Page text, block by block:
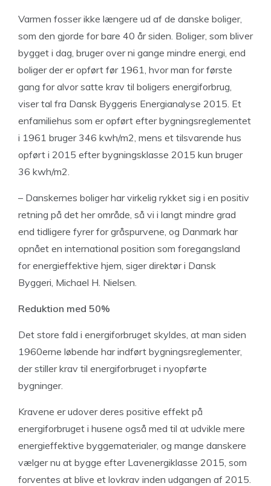
Varmen fosser ikke længere ud af de danske boliger,
som den gjorde for bare 40 år siden. Boliger, som bliver
bygget i dag, bruger over ni gange mindre energi, end
boliger der er opført før 1961, hvor man for første
gang for alvor satte krav til boligers energiforbrug,
viser tal fra Dansk Byggeris Energianalyse 2015. Et
enfamiliehus som er opført efter bygningsreglementet
i 1961 bruger 346 kwh/m2, mens et tilsvarende hus
opført i 2015 efter bygningsklasse 2015 kun bruger
36 kwh/m2.
– Danskernes boliger har virkelig rykket sig i en positiv
retning på det her område, så vi i langt mindre grad
end tidligere fyrer for gråspurvene, og Danmark har
opnået en international position som foregangsland
for energieffektive hjem, siger direktør i Dansk
Byggeri, Michael H. Nielsen.
Reduktion med 50%
Det store fald i energiforbruget skyldes, at man siden
1960erne løbende har indført bygningsreglementer,
der stiller krav til energiforbruget i nyopførte
bygninger.
Kravene er udover deres positive effekt på
energiforbruget i husene også med til at udvikle mere
energieffektive byggematerialer, og mange danskere
vælger nu at bygge efter Lavenergiklasse 2015, som
forventes at blive et lovkrav inden udgangen af 2015.